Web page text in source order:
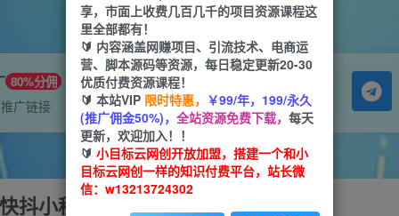
80%分佣
广链接
抖小程序变现拆解【揭秘】
享，市面上收费几百几千的项目资源课程这
里全部都有！
🔰 内容涵盖网赚项目、引流技术、电商运
营、脚本源码等资源，每日稳定更新20-30
优质付费资源课程！
🔰 本站VIP 限时特惠， ￥99/年，199/永久
(推广佣金50%)， 全站资源免费下载， 每天
更新，欢迎加入！！
🔰 小目标云网创开放加盟，搭建一个和小
目标云网创一样的知识付费平台，站长微
信：w13213724302